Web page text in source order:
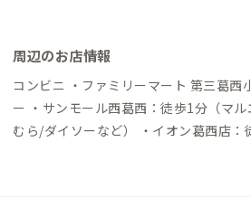
亀戸駅から →（バス24分）→宇喜田→
田空港から →（リムジンバス30分）→
到着 ▼東京ディズニーランド（舞浜
葛西臨海公園駅→（バス16分）→西葛
着 →（バス23分）→葛西駅→（徒歩20分）→到着
周辺のお店情報
コンビニ ・ファミリーマート 第三葛西小前
ー ・サンモール西葛西：徒歩1分（マ
むら/ダイソーなど） ・イオン葛西店：